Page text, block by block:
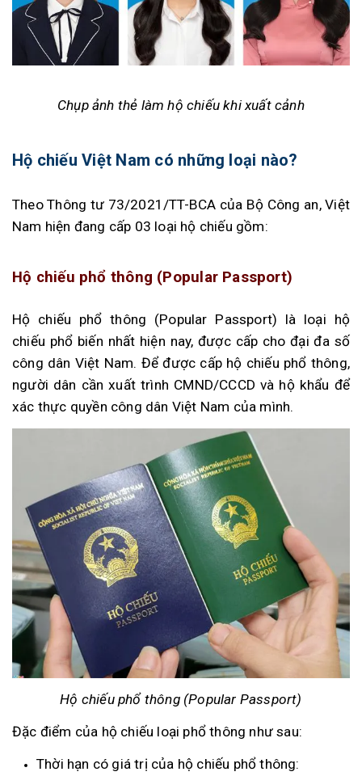
Chụp ảnh thẻ làm hộ chiếu khi xuất cảnh
Hộ chiếu Việt Nam có những loại nào?
Theo Thông tư 73/2021/TT-BCA của Bộ Công an, Việt
Nam hiện đang cấp 03 loại hộ chiếu gồm:
Hộ chiếu phổ thông (Popular Passport)
Hộ chiếu phổ thông (Popular Passport) là loại hộ
chiếu phổ biến nhất hiện nay, được cấp cho đại đa số
công dân Việt Nam. Để được cấp hộ chiếu phổ thông,
người dân cần xuất trình CMND/CCCD và hộ khẩu để
xác thực quyền công dân Việt Nam của mình.
Hộ chiếu phổ thông (Popular Passport)
Đặc điểm của hộ chiếu loại phổ thông như sau:
Thời hạn có giá trị của hộ chiếu phổ thông: